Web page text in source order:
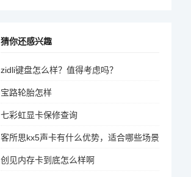
猜你还感兴趣
zidli键盘怎么样？值得考虑吗？
宝路轮胎怎样
七彩虹显卡保修查询
客所思kx5声卡有什么优势，适合哪些场景
创见内存卡到底怎么样啊